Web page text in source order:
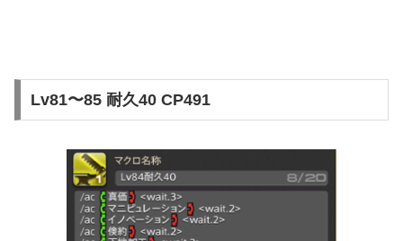
Lv81〜85 耐久40 CP491